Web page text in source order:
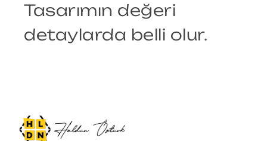
Tasarımın değeri
detaylarda belli olur.